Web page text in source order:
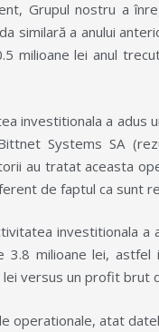
Grupul nostru a
similară a anului
milioane lei anul
investitionala a adus
Systems SA
au tratat aceasta
de faptul ca sunt
investitionala
milioane lei,
versus un profit brut
operationale, atat